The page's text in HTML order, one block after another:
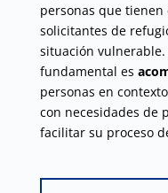
personas que
solicitantes de
situación vulnerable.
fundamental es
personas en
con necesidades de
facilitar su proceso